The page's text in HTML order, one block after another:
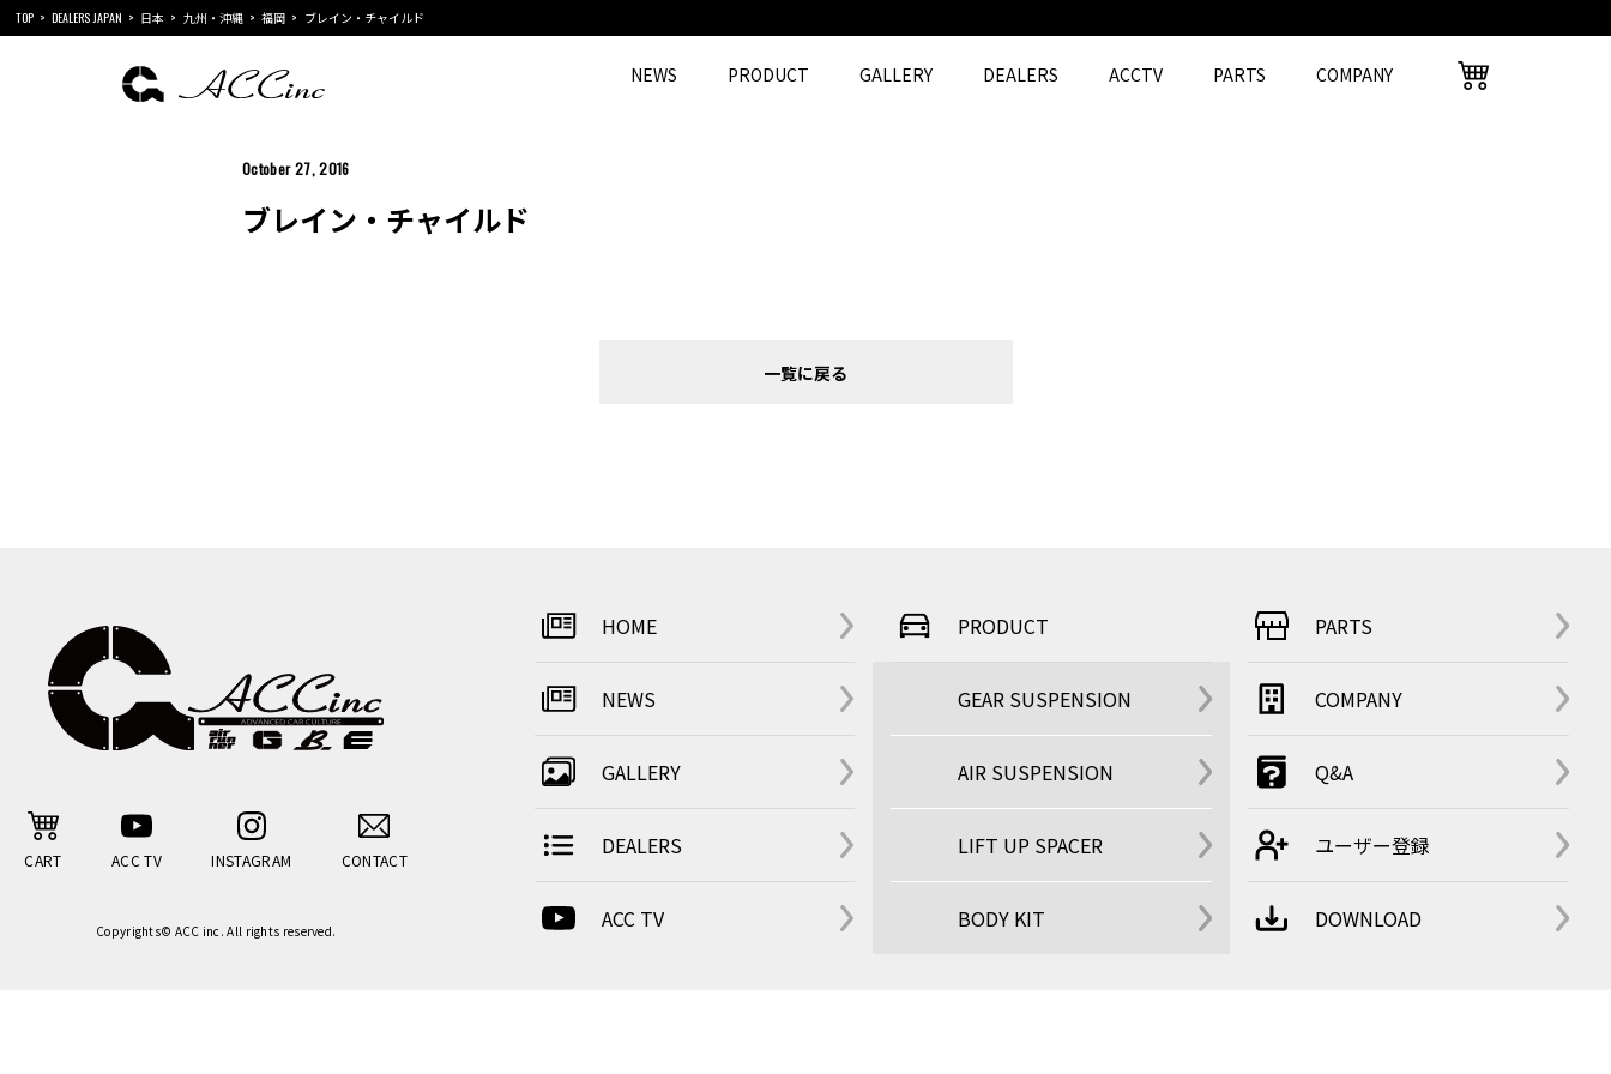
TOP DEALERS JAPAN 日本 九州・沖縄 福岡 ブレイン・チャイルド
NEWS PRODUCT GALLERY DEALERS ACCTV PARTS COMPANY
October 27, 2016
ブレイン・チャイルド
一覧に戻る
HOME
NEWS
GALLERY
DEALERS
ACC TV
PRODUCT
GEAR SUSPENSION
AIR SUSPENSION
LIFT UP SPACER
BODY KIT
PARTS
COMPANY
Q&A
ユーザー登録
DOWNLOAD
CART ACC TV INSTAGRAM CONTACT
Copyrights© ACC inc. All rights reserved.